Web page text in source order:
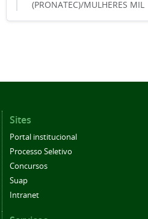
(PRONATEC)/MULHERES MIL
Sites
Portal institucional
Processo Seletivo
Concursos
Suap
Intranet